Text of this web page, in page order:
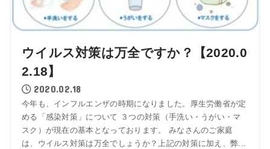
ウイルス対策は万全ですか？【2020.0
2.18】
2020.02.18
今年も、インフルエンザの時期になりました。厚生労働省が定
める「感染対策」について ３つの対策（手洗い・うがい・マ
スク）が現在の基本となっております。 みなさんのご家庭
は、ウイルス対策は万全でしょうか？上記の対策に加え、弊...